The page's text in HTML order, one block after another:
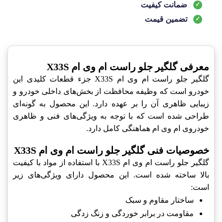
ضمانت کیفیت
تضمین قیمت
معرفی گلگیر جلو راست ام وی ام X33S
گلگیر جلو راست ام وی ام X33S جزء قطعات کلیدی این
خودرو است که وظیفه محافظت از بخش‌های داخلی خودرو و
زیبایی ظاهری آن را بر عهده دارد. این محصول به گونه‌ای
طراحی شده است که با توجه به ویژگی‌های فنی و ظاهری
خودروی ام وی ام هماهنگی کامل دارد.
خصوصیات فنی گلگیر جلو راست ام وی ام X33S
گلگیر جلو راست ام وی ام X33S با استفاده از مواد با کیفیت
بالا ساخته شده است. این محصول دارای ویژگی‌های زیر
است:
ساختار مقاوم و سبک
مقاومت در برابر خوردگی و زنگ زدگی